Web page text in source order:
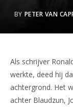
BY PETER VAN
Als schrijver
werkte, deed hij
achtergrond. Het
achter Blaudzun,